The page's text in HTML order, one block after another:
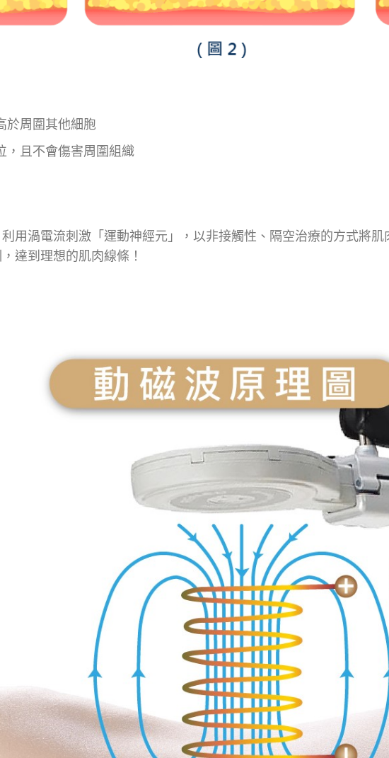
於周圍其他細胞
，且不會傷害周圍組織
用渦電流刺激「運動神經元」，以非接觸性、隔空治療的方式將
達到理想的肌肉線條！